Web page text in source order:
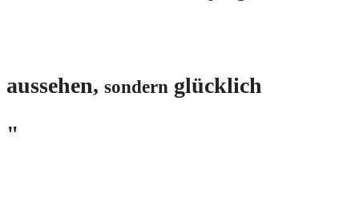
aussehen, sondern glücklich
"